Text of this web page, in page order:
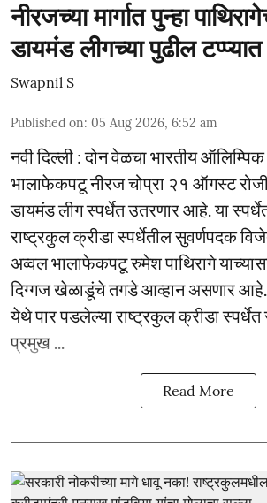
नीरजच्या मार्गात पुन्हा
डायमंड लीगच्या पुढील
Swapnil S
Published on: 05 Aug 2026, 6:52 am
नवी दिल्ली : दोन वेळचा भारतीय
भालाफेकपटू नीरज चोप्रा २१ ऑगस्ट रोजी
डायमंड लीग स्पर्धेत उतरणार आहे. या
राष्ट्रकुल क्रीडा स्पर्धेतील सुवर्णपदक
अव्वल भालाफेकपटू रुमेश पाथिरागे
दिग्गज खेळाडूंचे तगडे आव्हान असणार आहे.
येथे पार पडलेल्या राष्ट्रकुल क्रीडा
प्रमुख ...
Read More